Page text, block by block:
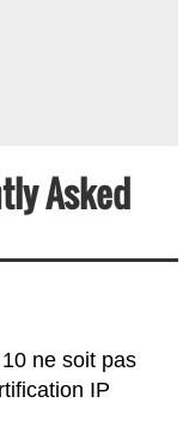
Asked
ne soit pas
IP